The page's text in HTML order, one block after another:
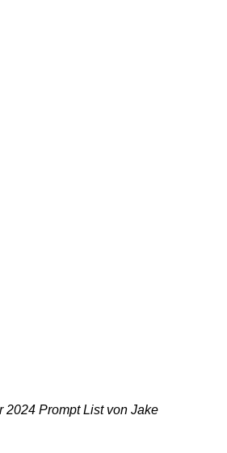
2024 Prompt List von Jake